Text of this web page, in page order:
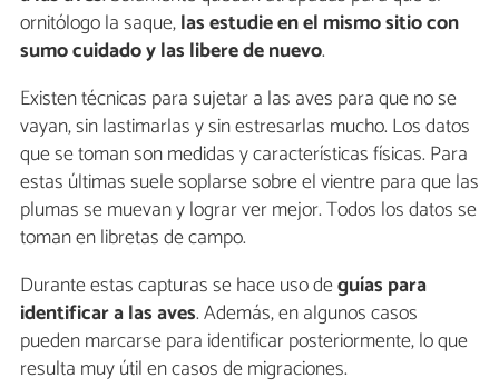
ornitólogo la saque,las estudie en el mismo sitio con
sumo cuidado y las libere de nuevo.
Existen técnicas para sujetar a las aves para que no se
vayan, sin lastimarlas y sin estresarlas mucho. Los datos
que se toman son medidas y características físicas. Para
estas últimas suele soplarse sobre el vientre para que las
plumas se muevan y lograr ver mejor. Todos los datos se
toman en libretas de campo.
Durante estas capturas se hace uso deguías para
identificar a las aves. Además, en algunos casos
pueden marcarse para identificar posteriormente, lo que
resulta muy útil en casos de migraciones.